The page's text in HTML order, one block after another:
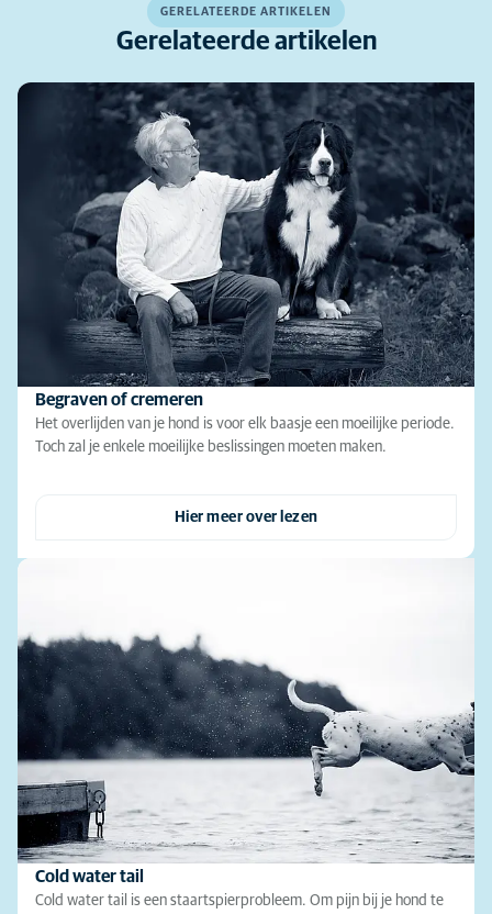
GERELATEERDE ARTIKELEN
Gerelateerde artikelen
Begraven of cremeren
Het overlijden van je hond is voor elk baasje een moeilijke periode.
Toch zal je enkele moeilijke beslissingen moeten maken.
Hier meer over lezen
Cold water tail
Cold water tail is een staartspierprobleem. Om pijn bij je hond te